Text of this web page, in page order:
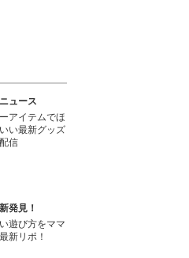
ュース
アイテムでほ
い最新グッズ
信
発見！
遊び方をママ
新リポ！